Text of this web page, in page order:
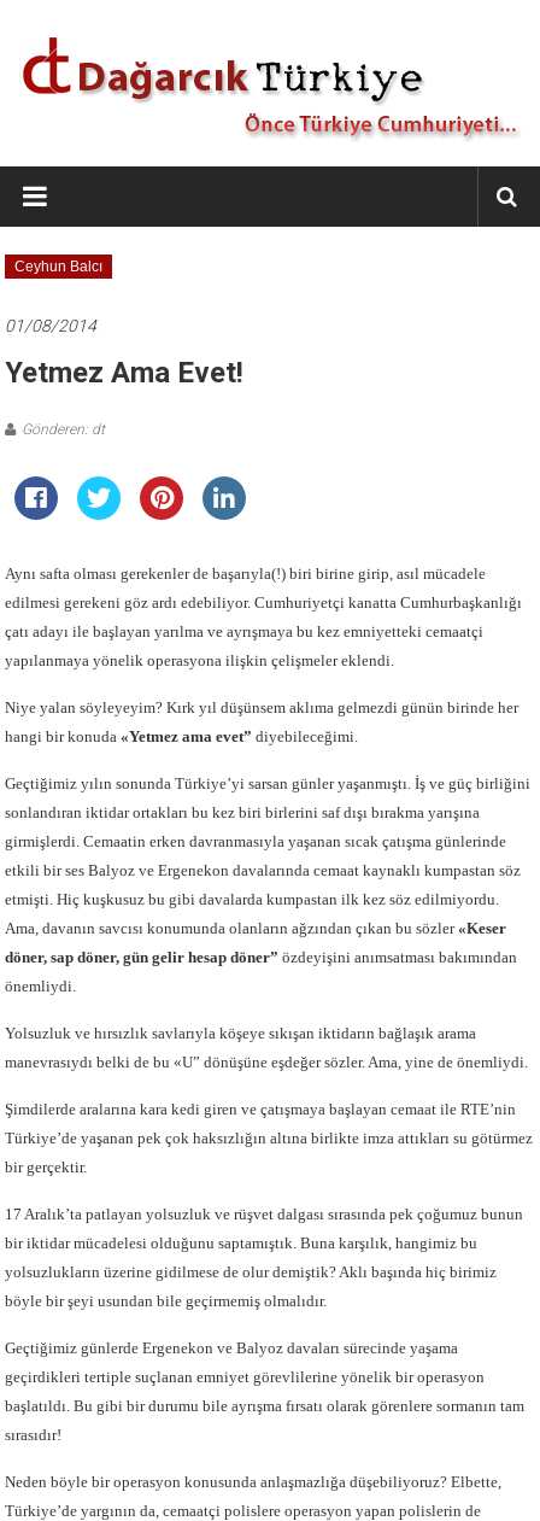
Dağarcık
Türkiye
Önce
Türkiye
Ceyhun Balcı
01/08/2014
Yetmez Ama Evet!
Gönderen: dt
Aynı safta olması gerekenler de başarıyla(!) biri birine girip, asıl mücadele
edilmesi gerekeni göz ardı edebiliyor. Cumhuriyetçi kanatta Cumhurbaşkanlığı
çatı adayı ile başlayan yarılma ve ayrışmaya bu kez emniyetteki cemaatçi
yapılanmaya yönelik operasyona ilişkin çelişmeler eklendi.
Niye yalan söyleyeyim? Kırk yıl düşünsem aklıma gelmezdi günün birinde her
hangi bir konuda«Yetmez ama evet” diyebileceğimi.
Geçtiğimiz yılın sonunda Türkiye’yi sarsan günler yaşanmıştı. İş ve güç birliğini
sonlandıran iktidar ortakları bu kez biri birlerini saf dışı bırakma yarışına
girmişlerdi. Cemaatin erken davranmasıyla yaşanan sıcak çatışma günlerinde
etkili bir ses Balyoz ve Ergenekon davalarında cemaat kaynaklı kumpastan söz
etmişti. Hiç kuşkusuz bu gibi davalarda kumpastan ilk kez söz edilmiyordu.
Ama, davanın savcısı konumunda olanların ağzından çıkan bu sözler«Keser
döner, sap döner, gün gelir hesap döner” özdeyişini anımsatması bakımından
önemliydi.
Yolsuzluk ve hırsızlık savlarıyla köşeye sıkışan iktidarın bağlaşık arama
manevrasıydı belki de bu «U” dönüşüne eşdeğer sözler. Ama, yine de önemliydi.
Şimdilerde aralarına kara kedi giren ve çatışmaya başlayan cemaat ile RTE’nin
Türkiye’de yaşanan pek çok haksızlığın altına birlikte imza attıkları su götürmez
bir gerçektir.
17 Aralık’ta patlayan yolsuzluk ve rüşvet dalgası sırasında pek çoğumuz bunun
bir iktidar mücadelesi olduğunu saptamıştık. Buna karşılık, hangimiz bu
yolsuzlukların üzerine gidilmese de olur demiştik? Aklı başında hiç birimiz
böyle bir şeyi usundan bile geçirmemiş olmalıdır.
Geçtiğimiz günlerde Ergenekon ve Balyoz davaları sürecinde yaşama
geçirdikleri tertiple suçlanan emniyet görevlilerine yönelik bir operasyon
başlatıldı. Bu gibi bir durumu bile ayrışma fırsatı olarak görenlere sormanın tam
sırasıdır!
Neden böyle bir operasyon konusunda anlaşmazlığa düşebiliyoruz? Elbette,
Türkiye’de yargının da, cemaatçi polislere operasyon yapan polislerin de